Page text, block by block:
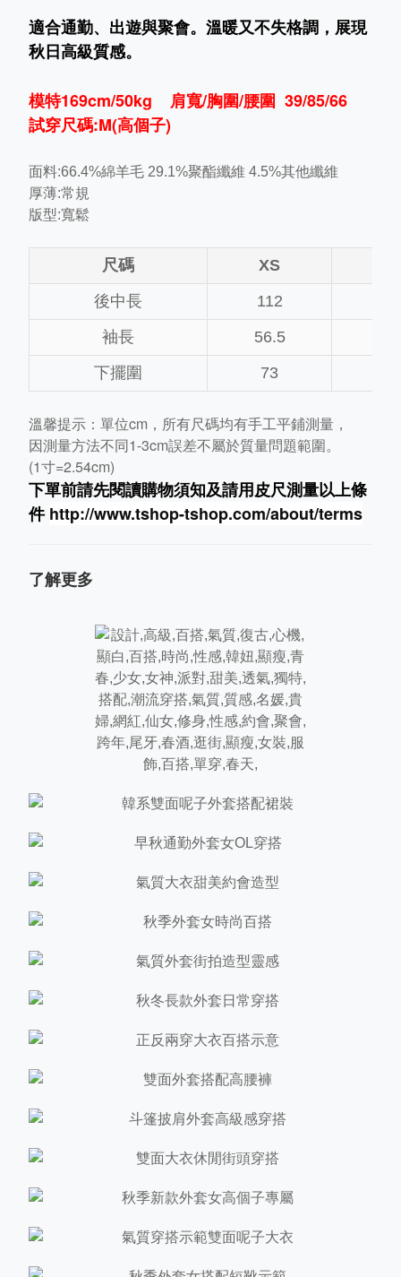
適合通勤、出遊與聚會。溫暖又不失格調，展現
秋日高級質感。
模特169cm/50kg 肩寬/胸圍/腰圍 39/85/66
試穿尺碼:M(高個子)
面料:66.4%綿羊毛 29.1%聚酯纖維 4.5%其他纖維
厚薄:常規
版型:寬鬆
尺碼 XS
後中長
112
袖長
56.5
下擺圍
73
溫馨提示：單位cm，所有尺碼均有手工平鋪測量，
因測量方法不同1-3cm誤差不屬於質量問題範圍。
(1寸=2.54cm)
下單前請先閱讀購物須知及請用皮尺測量以上條
件 http://www.tshop-tshop.com/about/terms
了解更多